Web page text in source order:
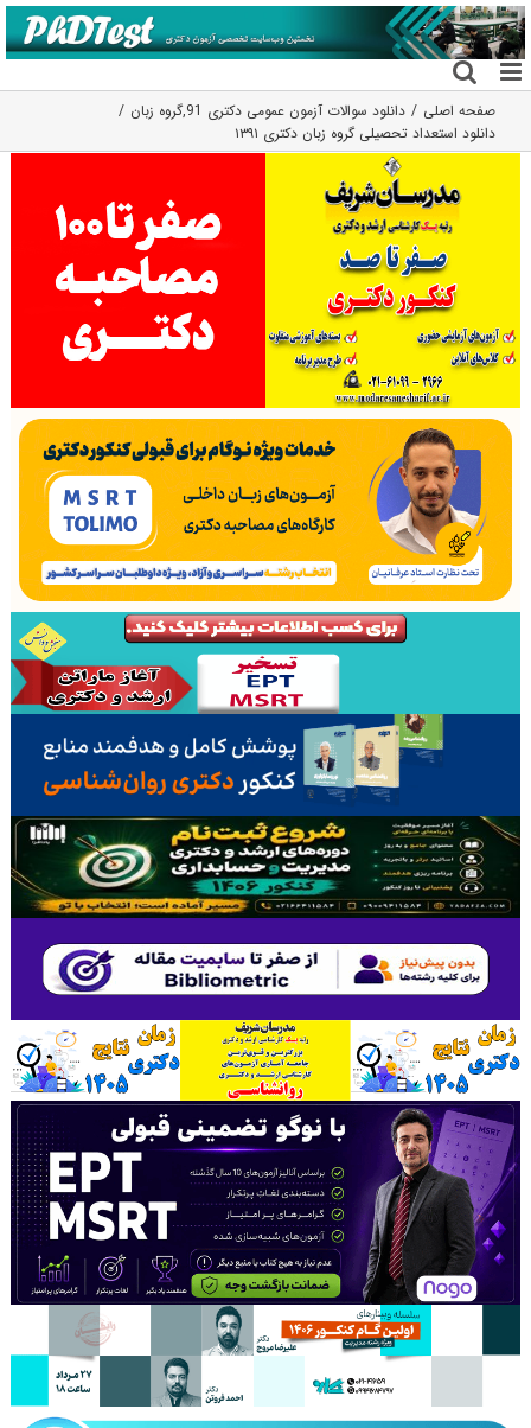
رفتن
به
محتوا
صفحه اصلی دانلود سوالات آزمون عمومی دکتری 91 ,گروه زبان
دانلود استعداد تحصیلی گروه زبان دکتری ۱۳۹۱